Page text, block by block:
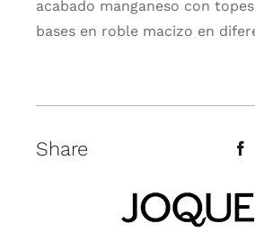
acabado manganeso con
bases en roble macizo en
Share